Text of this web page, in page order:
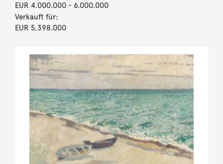
EUR 4.000.000- 6.000.000
Verkauft für:
EUR 5.398.000